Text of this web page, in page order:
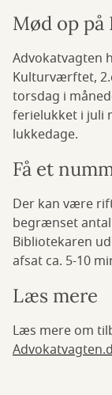
Mød op
Advokatvagten
Kulturværftet,
torsdag i
ferielukket i juli
lukkedage.
Få et
Der kan være
begrænset
Bibliotekaren
afsat ca. 5-10
Læs mere
Læs mere om